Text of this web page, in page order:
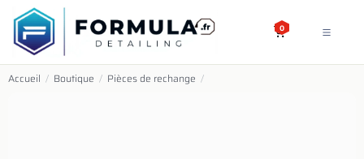
SE RENDRE AU CONTENU
0
Accueil / Boutique / Pièces de rechange /